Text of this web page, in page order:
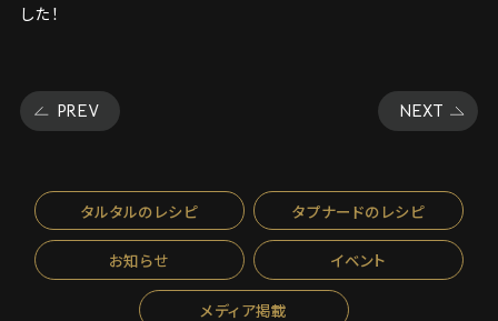
した！
PREV NEXT
タルタルのレシピ タプナードのレシピ
お知らせ イベント
メディア掲載